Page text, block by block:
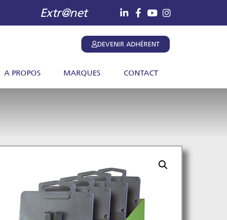
Extr@net
DEVENIR ADHÉRENT
A PROPOS MARQUES CONTACT